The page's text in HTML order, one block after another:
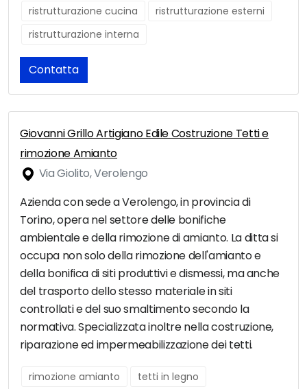
ristrutturazione cucina
ristrutturazione esterni
ristrutturazione interna
Contatta
Giovanni Grillo Artigiano Edile Costruzione Tetti e
rimozione Amianto
Via Giolito, Verolengo
Azienda con sede a Verolengo, in provincia di
Torino, opera nel settore delle bonifiche
ambientale e della rimozione di amianto. La ditta si
occupa non solo della rimozione dell'amianto e
della bonifica di siti produttivi e dismessi, ma anche
del trasporto dello stesso materiale in siti
controllati e del suo smaltimento secondo la
normativa. Specializzata inoltre nella costruzione,
riparazione ed impermeabilizzazione dei tetti.
rimozione amianto
tetti in legno